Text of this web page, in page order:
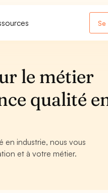
le métier
qualité
en industrie, nous vous
et à votre métier.